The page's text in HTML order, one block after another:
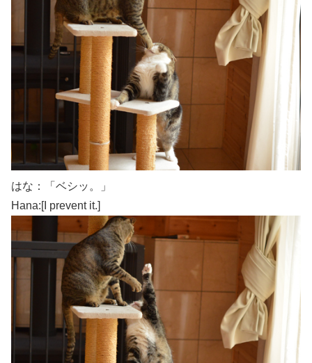
はな：「ベシッ。」
Hana:[I prevent it.]